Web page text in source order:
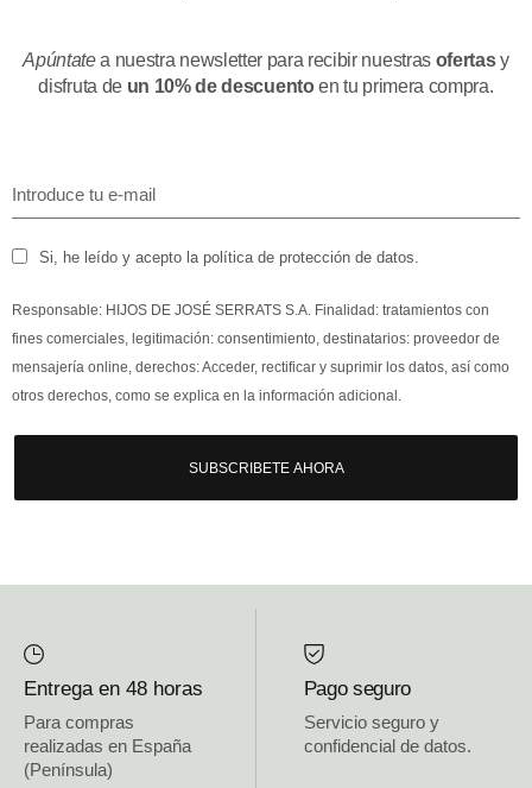
Apúntatea nuestra newsletter para recibir nuestras ofertasy
disfruta de un 10% de descuentoen tu primera compra.
Si, he leído y acepto la política de protección de datos.
Responsable: HIJOS DE JOSÉ SERRATS S.A. Finalidad: tratamientos con
fines comerciales, legitimación: consentimiento, destinatarios: proveedor de
mensajería online, derechos: Acceder, rectificar y suprimir los datos, así como
otros derechos, como se explica en la información adicional.
SUBSCRIBETE AHORA
Entrega en 48 horas
Para compras
realizadas en España
(Península)
Pago seguro
Servicio seguro y
confidencial de datos.